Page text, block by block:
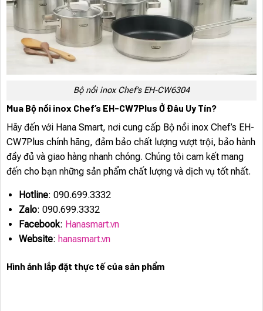
Bộ nồi inox Chef’s EH-CW6304
Mua Bộ nồi inox Chef’s EH-CW7Plus Ở Đâu Uy Tín?
Hãy đến với Hana Smart, nơi cung cấp Bộ nồi inox Chef’s EH-
CW7Plus chính hãng, đảm bảo chất lượng vượt trội, bảo hành
đầy đủ và giao hàng nhanh chóng. Chúng tôi cam kết mang
đến cho bạn những sản phẩm chất lượng và dịch vụ tốt nhất.
Hotline: 090.699.3332
Zalo: 090.699.3332
Facebook: Hanasmart.vn
Website: hanasmart.vn
Hình ảnh lắp đặt thực tế của sản phẩm